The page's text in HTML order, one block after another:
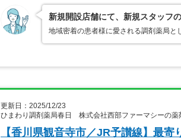
新規開設店舗にて、新規スタッフの
地域密着の患者様に愛される調剤薬局と
更新日：2025/12/23
ひまわり調剤薬局春日 株式会社西部ファーマシーの薬
【香川県観音寺市／JR予讃線】最